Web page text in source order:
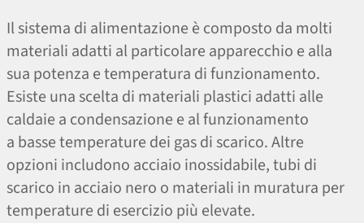
Il sistema di alimentazione è composto da molti
materiali adatti al particolare apparecchio e alla
sua potenza e temperatura di funzionamento.
Esiste una scelta di materiali plastici adatti alle
caldaie a condensazione e al funzionamento
a basse temperature dei gas di scarico. Altre
opzioni includono acciaio inossidabile, tubi di
scarico in acciaio nero o materiali in muratura per
temperature di esercizio più elevate.